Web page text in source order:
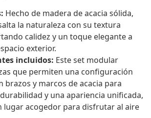
Hecho de madera de acacia sólida,
la naturaleza con su textura
calidez y un toque elegante a
exterior.
incluidos: Este set modular
que permiten una configuración
brazos y marcos de acacia para
y una apariencia unificada,
lugar acogedor para disfrutar al aire